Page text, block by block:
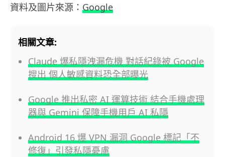
資料及圖片來源： Google
相關文章:
Claude 爆私隱洩漏危機 對話紀錄被 Google
搜出 個人敏感資料恐全部曝光
Google 推出私密 AI 運算技術 結合手機處理
器與 Gemini 保障手機用戶 AI 私隱
Android 16 爆 VPN 漏洞 Google 標記「不
修復」引發私隱憂慮